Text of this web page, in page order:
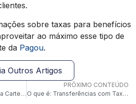
sobre taxas para benefícios
ao máximo esse tipo de
da Pagou.
Outros Artigos
O que é: Transferências via Carteiras Digitais
PRÓXIMO CONTEÚDO
O que é: Transferências com Taxas Dinâmicas